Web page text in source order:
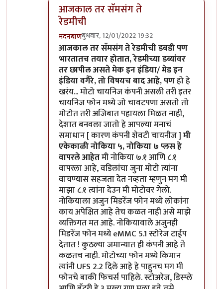
आजकाल तर सॅमसंग ते
रेडमीची
मदनबाणबुधवार, 12/01/2022 19:32
In reply toअसंच काही नाहीbyजेम्स वांड
आजकाल तर सॅमसंग ते रेडमीची डबडी पण
भारतातच तयार होतात, रेडमीच्या डब्यांवर
तर छापील असते मेक इन इंडिया/ मेड इन
इंडिया वगैरे, तो विषयच बाद आहे, पणहो हे
खरंय... मोटो चायनिज कंपनी असली तरी इतर
चायनिज फोन मध्ये जो चावटपणा असतो तो
मोटोत तरी अजिबात पहायला मिळत नाही,
देशात बनवला जातो हे आपल्या मनाचं
समाधान [ कारण कंपनी शेवटी चायनीज ]मी
एकेकाळी नोकिया ५, नोकिया ७ प्लस हे
वापरले आहेतमी नोकिया ७.१ आणि ८.१
वापरला आहे, वडिलांचा जुना मोटो त्यांना
वाचण्यास सहजता देत नव्हता म्हणुन मग मी
माझा ८.१ त्यांना देउन मी मोटोवर गेलो.
नोकियाला अजुन मिडरेंज फोन मध्ये लोकांना
काय अपेक्षित आहे तेच कळत नाही असे माझे
व्यक्तिगत मत आहे. नोकियावाले अजुनही
मिडरेंज फोन मध्ये eMMC 5.1 स्टोरेज टाईप
देतात ! कुठल्या जमान्यात ही कंपनी आहे ते
कळतच नाही. मोटोच्या फोन मध्ये किमान
त्यांनी UFS 2.2 दिले आहे हे पाहुनच मग मी
फोनचे बाकी फिचर्स पाहिले. स्टोअरेज, डिस्प्ले